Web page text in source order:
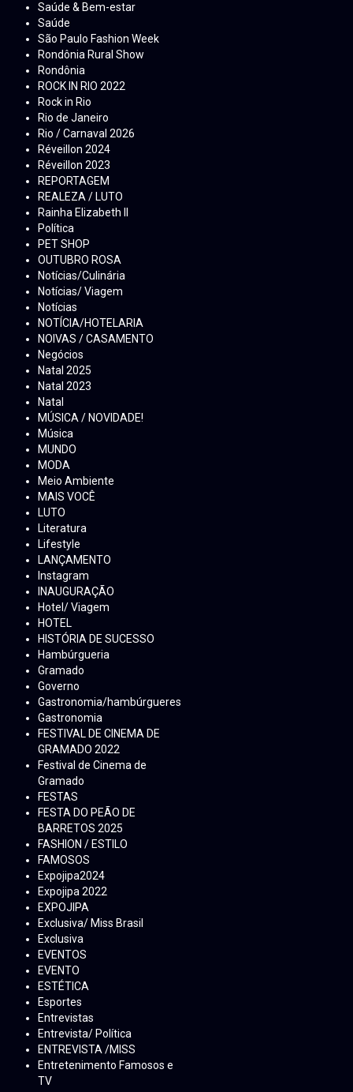
Saúde & Bem-estar
Saúde
São Paulo Fashion Week
Rondônia Rural Show
Rondônia
ROCK IN RIO 2022
Rock in Rio
Rio de Janeiro
Rio / Carnaval 2026
Réveillon 2024
Réveillon 2023
REPORTAGEM
REALEZA / LUTO
Rainha Elizabeth ll
Política
PET SHOP
OUTUBRO ROSA
Notícias/Culinária
Notícias/ Viagem
Notícias
NOTÍCIA/HOTELARIA
NOIVAS / CASAMENTO
Negócios
Natal 2025
Natal 2023
Natal
MÚSICA / NOVIDADE!
Música
MUNDO
MODA
Meio Ambiente
MAIS VOCÊ
LUTO
Literatura
Lifestyle
LANÇAMENTO
Instagram
INAUGURAÇÃO
Hotel/ Viagem
HOTEL
HISTÓRIA DE SUCESSO
Hambúrgueria
Gramado
Governo
Gastronomia/hambúrgueres
Gastronomia
FESTIVAL DE CINEMA DE
GRAMADO 2022
Festival de Cinema de
Gramado
FESTAS
FESTA DO PEÃO DE
BARRETOS 2025
FASHION / ESTILO
FAMOSOS
Expojipa2024
Expojipa 2022
EXPOJIPA
Exclusiva/ Miss Brasil
Exclusiva
EVENTOS
EVENTO
ESTÉTICA
Esportes
Entrevistas
Entrevista/ Política
ENTREVISTA /MISS
Entretenimento Famosos e
TV